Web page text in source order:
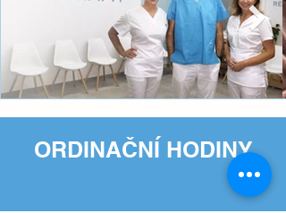
ORDINAČNÍ HODINY